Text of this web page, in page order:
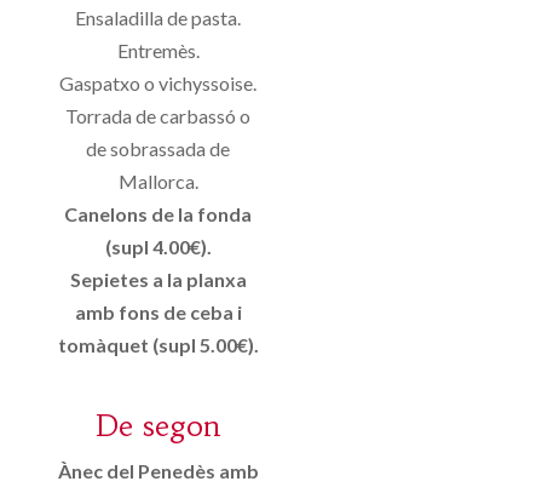
Ensaladilla de pasta.
Entremès.
Gaspatxo o vichyssoise.
Torrada de carbassó o
de sobrassada de
Mallorca.
Canelons de la fonda
(supl 4.00€).
Sepietes a la planxa
amb fons de ceba i
tomàquet (supl 5.00€).
De segon
Ànec del Penedès amb